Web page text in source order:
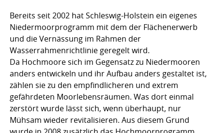
Bereits seit 2002 hat Schleswig-Holstein ein eigenes
Niedermoorprogramm mit dem der Flächenerwerb
und die Vernässung im Rahmen der
Wasserrahmenrichtlinie geregelt wird.
Da Hochmoore sich im Gegensatz zu Niedermooren
anders entwickeln und ihr Aufbau anders gestaltet ist,
zählen sie zu den empfindlicheren und extrem
gefährdeten Moorlebensräumen. Was dort einmal
zerstört wurde lässt sich, wenn überhaupt, nur
Mühsam wieder revitalisieren. Aus diesem Grund